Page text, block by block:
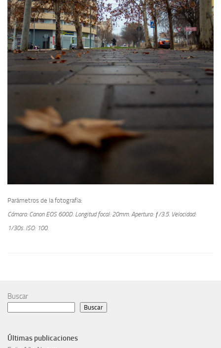
Parámetros de la fotografía:
Cámara: Canon EOS 600D. Longitud focal: 20mm. Apertura: ƒ/3.5. Velocidad:
1/30s. ISO: 100.
Buscar
Buscar
Últimas publicaciones